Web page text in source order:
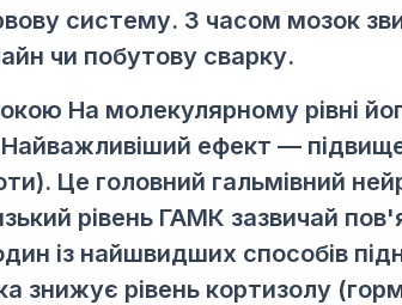
систему. З часом мозок
чи побутову сварку.
На молекулярному рівні
ефект —
Це головний гальмівний
рівень ГАМК зазвичай
із найшвидших способів
знижує рівень кортизолу